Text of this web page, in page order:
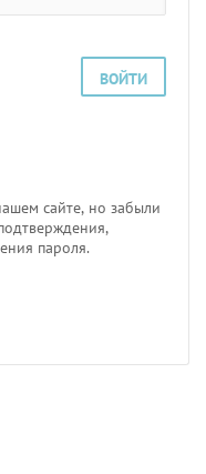
ВОЙТИ
сайте, но забыли
пароля.